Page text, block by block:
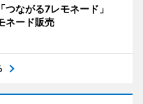
つながる7レモネード」
ネード販売